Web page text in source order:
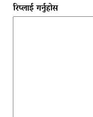
रिप्लाई गर्नुहोस